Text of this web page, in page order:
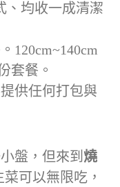
、均收一成清潔
120cm~140cm
套餐。
供任何打包與
盤，但來到 燒
可以無限吃，